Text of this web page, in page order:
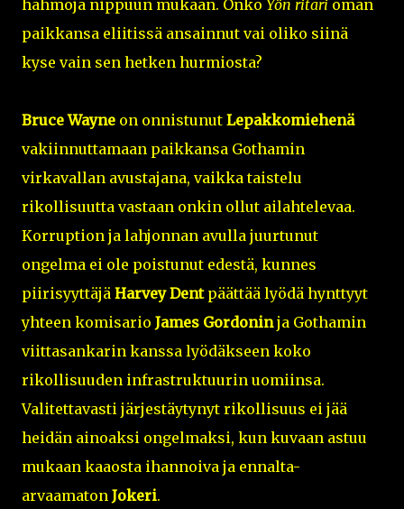
hahmoja nippuun mukaan. Onko Yön ritari oman
paikkansa eliitissä ansainnut vai oliko siinä
kyse vain sen hetken hurmiosta?
Bruce Wayne on onnistunut Lepakkomiehenä
vakiinnuttamaan paikkansa Gothamin
virkavallan avustajana, vaikka taistelu
rikollisuutta vastaan onkin ollut ailahtelevaa.
Korruption ja lahjonnan avulla juurtunut
ongelma ei ole poistunut edestä, kunnes
piirisyyttäjä Harvey Dentpäättää lyödä hynttyyt
yhteen komisario James Gordoninja Gothamin
viittasankarin kanssa lyödäkseen koko
rikollisuuden infrastruktuurin uomiinsa.
Valitettavasti järjestäytynyt rikollisuus ei jää
heidän ainoaksi ongelmaksi, kun kuvaan astuu
mukaan kaaosta ihannoiva ja ennalta-
arvaamaton Jokeri.